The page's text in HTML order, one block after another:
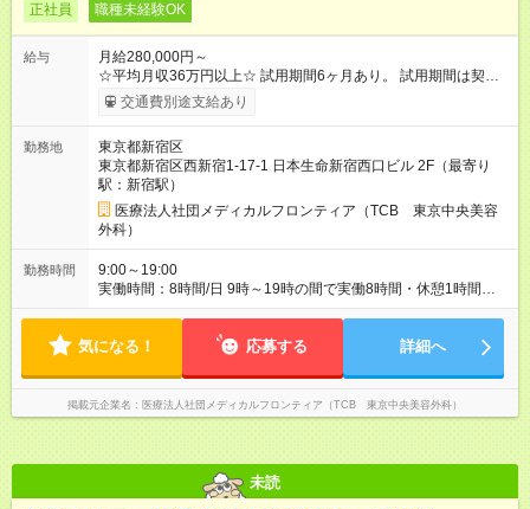
正社員 職種未経験OK
給与
月給280,000円～
☆平均月収36万円以上☆ 試用期間6ヶ月あり。 試用期間は契約
社員として、月給26万円となります。 ＜試用期間終了後＞ 月給
28万円+インセンティブ（平均8万円）+残業代等 ＝平均月収36
次昇給制度アリ】 年次昇給制度で毎年月給が上がっていくので
役職につかない場合でもしっかり昇給♪ 【試用期間】試用期間あ
り 試用期間の長さ：6ヶ月 ※ 雇用形態と給与に、本採用時と異
なる部分があります。 雇用形態：中途採用（契約社員） 給与：
月給 260,000円以上
交通費別途支給あり
勤務地
東京都新宿区
東京都新宿区西新宿1-17-1 日本生命新宿西口ビル 2F（最寄り
駅：新宿駅）
医療法人社団メディカルフロンティア（TCB 東京中央美容
外科）
勤務時間
9:00～19:00
実働時間：8時間/日 9時～19時の間で実働8時間・休憩1時間
【残業ほぼ無し！】 残業月平均3時間のため、ほぼ毎日定時で退
気になる！ 応募する 詳細へ
掲載元企業名 医療法人社団メディカルフロンティア（TCB 東京中央美容外科）
未読